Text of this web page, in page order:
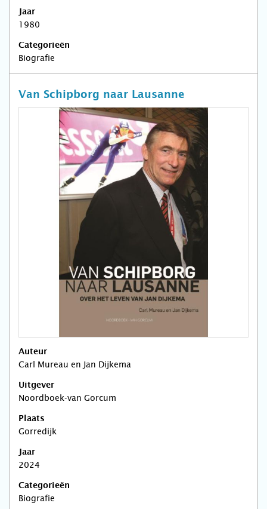
Jaar
1980
Categorieën
Biografie
Van Schipborg naar Lausanne
Auteur
Carl Mureau en Jan Dijkema
Uitgever
Noordboek-van Gorcum
Plaats
Gorredijk
Jaar
2024
Categorieën
Biografie